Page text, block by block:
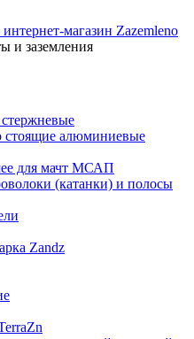
и заземления
алюминиевые
для мачт МСАП
(катанки) и полосы
Zandz